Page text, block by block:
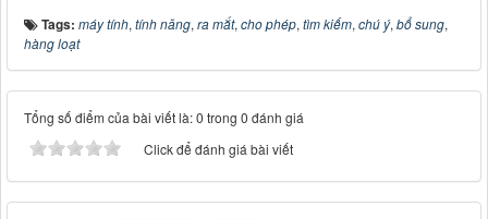
Tags: máy tính, tính năng, ra mắt, cho phép, tìm kiếm, chú ý, bổ sung,
hàng loạt
Tổng số điểm của bài viết là: 0 trong 0 đánh giá
Click để đánh giá bài viết